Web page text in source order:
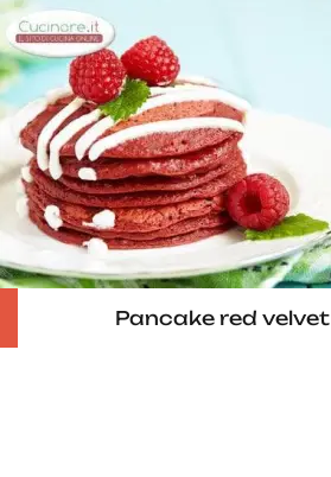
Pancake red velvet